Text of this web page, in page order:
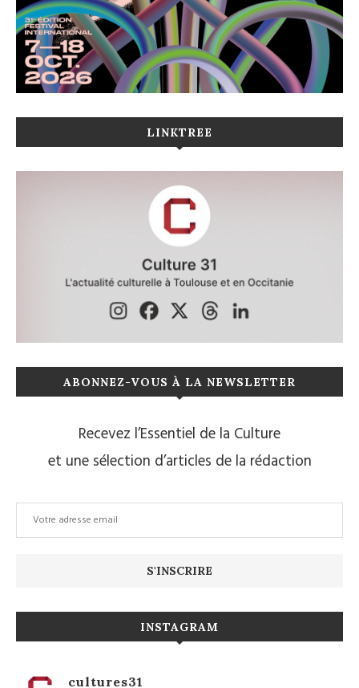
LINKTREE
ABONNEZ-VOUS À LA NEWSLETTER
Recevez l’Essentiel de la Culture
et une sélection d’articles de la rédaction
INSTAGRAM
cultures31